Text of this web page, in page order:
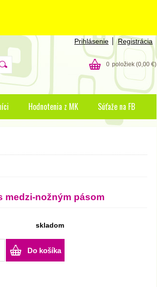
Prihlásenie Registrácia
0 položiek (0,00 €)
Hodnotenia z MK Súťaže na FB
medzi-nožným pásom
skladom
Do košíka